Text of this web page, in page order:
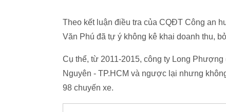
Theo kết luận điều tra của CQĐT Công an
Văn Phú đã tự ý không kê khai doanh thu,
Cụ thể, từ 2011-2015, công ty Long
Nguyên - TP.HCM và ngược lại nhưng
98 chuyến xe.